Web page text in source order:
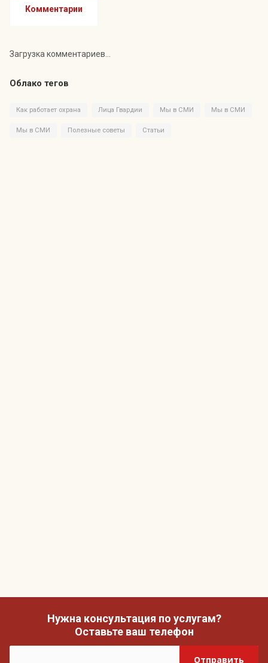
Комментарии
Загрузка комментариев...
Облако тегов
Как работает охрана Лица Гвардии Мы в СМИ Мы в СМИ
Мы в СМИ Полезные советы Статьи
Нужна консультация по услугам?
Оставьте ваш телефон
Отправить